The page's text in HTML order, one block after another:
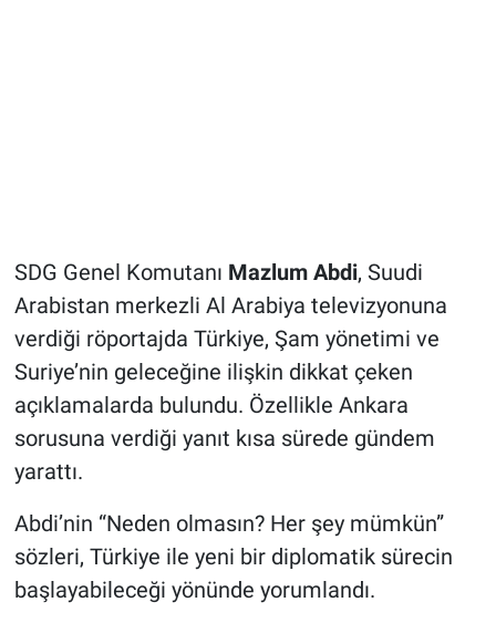
SDG Genel Komutanı Mazlum Abdi, Suudi
Arabistan merkezli Al Arabiya televizyonuna
verdiği röportajda Türkiye, Şam yönetimi ve
Suriye’nin geleceğine ilişkin dikkat çeken
açıklamalarda bulundu. Özellikle Ankara
sorusuna verdiği yanıt kısa sürede gündem
yarattı.
Abdi’nin “Neden olmasın? Her şey mümkün”
sözleri, Türkiye ile yeni bir diplomatik sürecin
başlayabileceği yönünde yorumlandı.